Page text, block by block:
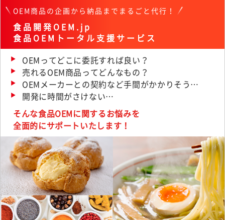
OEM商品の企画から納品までまるごと代行！
食品開発OEM.jp
食品OEMトータル支援サービス
OEMってどこに委託すれば良い？
売れるOEM商品ってどんなもの？
OEMメーカーとの契約など手間がかかりそう…
開発に時間がさけない…
そんな食品OEMに関するお悩みを
全面的にサポートいたします！